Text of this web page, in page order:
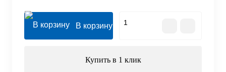
В корзину
Купить в 1 клик